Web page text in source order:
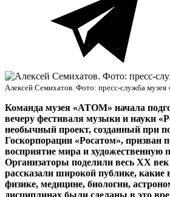
Алексей Семихатов. Фото: пресс-служба
Команда музея «АТОМ» начала
вечеру фестиваля музыки и науки
необычный проект, созданный при
Госкорпорации «Росатом», призван
восприятие мира и художественную
Организаторы поделили весь XX
рассказали широкой публике,
физике, медицине, биологии,
дисциплинах были сделаны в это